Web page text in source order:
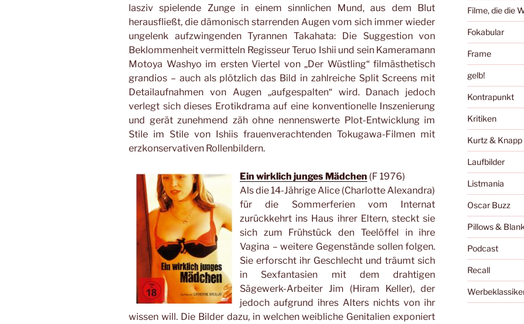
lasziv spielende Zunge in einem sinnlichen Mund, aus dem Blut
herausfließt, die dämonisch starrenden Augen vom sich immer wieder
ungelenk aufzwingenden Tyrannen Takahata: Die Suggestion von
Beklommenheit vermitteln Regisseur Teruo Ishii und sein Kameramann
Motoya Washyo im ersten Viertel von „Der Wüstling“ filmästhetisch
grandios – auch als plötzlich das Bild in zahlreiche Split Screens mit
Detailaufnahmen von Augen „aufgespalten“ wird. Danach jedoch
verlegt sich dieses Erotikdrama auf eine konventionelle Inszenierung
und gerät zunehmend zäh ohne nennenswerte Plot-Entwicklung im
Stile im Stile von Ishiis frauenverachtenden Tokugawa-Filmen mit
erzkonservativen Rollenbildern.
Ein wirklich junges Mädchen (F 1976)
Als die 14-Jährige Alice (Charlotte Alexandra)
für die Sommerferien vom Internat
zurückkehrt ins Haus ihrer Eltern, steckt sie
sich zum Frühstück den Teelöffel in ihre
Vagina – weitere Gegenstände sollen folgen.
Sie erforscht ihr Geschlecht und träumt sich
in Sexfantasien mit dem drahtigen
Sägewerk-Arbeiter Jim (Hiram Keller), der
jedoch aufgrund ihres Alters nichts von ihr
wissen will. Die Bilder dazu, in welchen weibliche Genitalien exponiert
Filme, die die
Fokabular
Frame
gelb!
Kontrapunkt
Kritiken
Kurtz & Knapp
Laufbilder
Listmania
Oscar Buzz
Pillows &
Podcast
Recall